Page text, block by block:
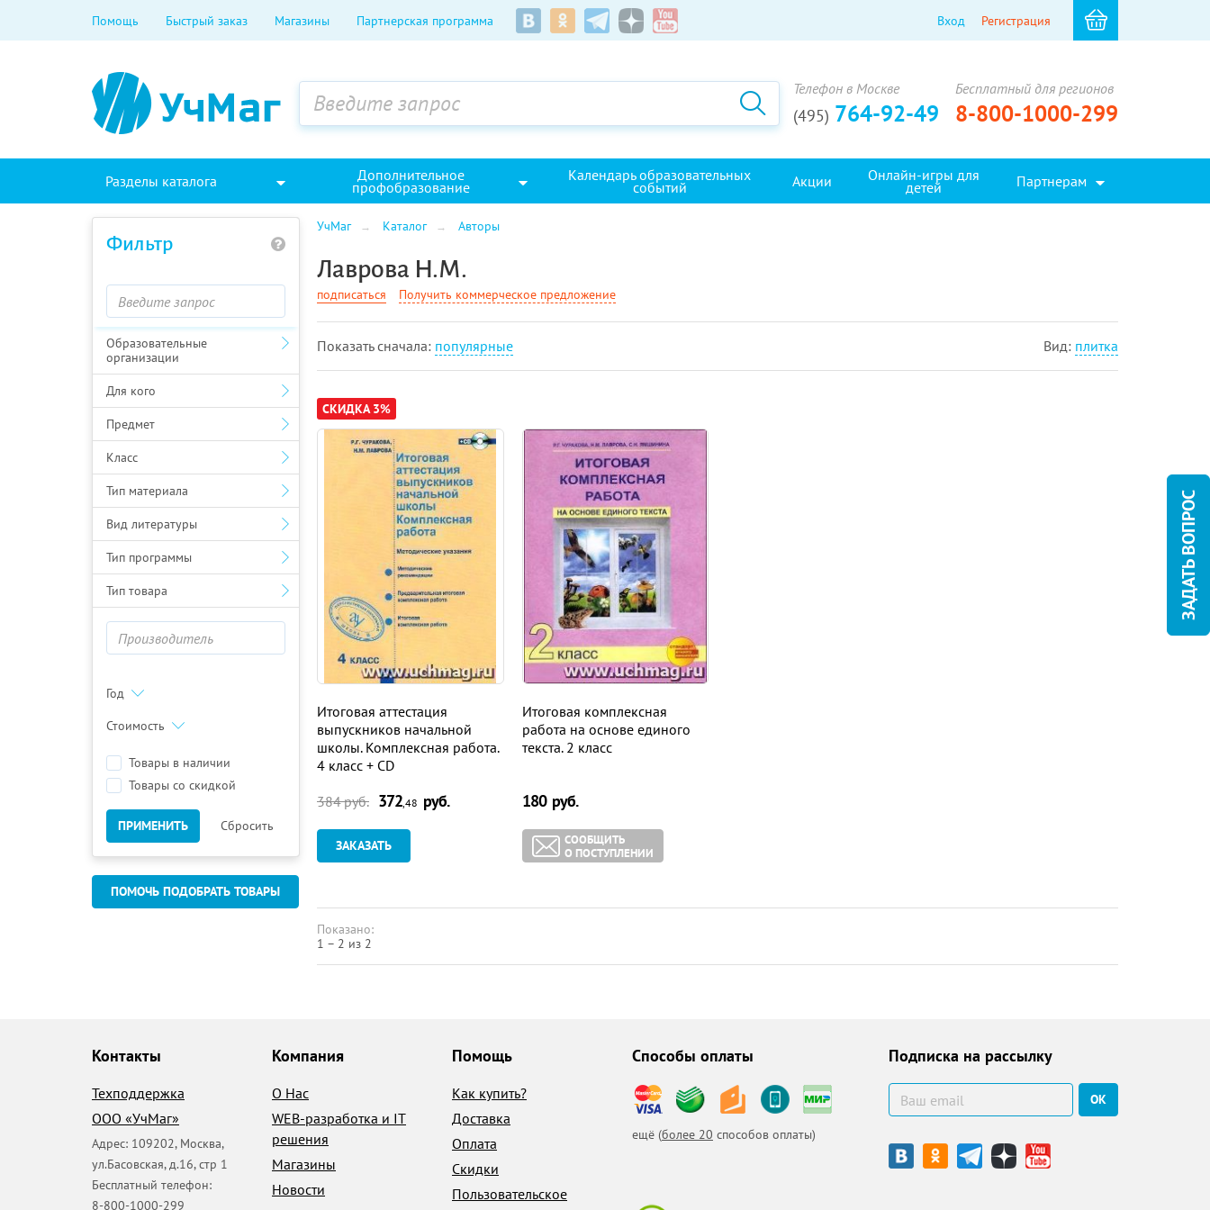
Помощь Быстрый заказ Магазины Партнерская программа Вход Регистрация
Телефон в Москве
(495) 764-92-49
Бесплатный для регионов
8-800-1000-299
Разделы каталога Дополнительное
профобразование
Календарь образовательных
событий Акции Онлайн-игры для
детей Партнерам
Фильтр
Образовательные
организации
Для кого
Предмет
Класс
Тип материала
Вид литературы
Тип программы
Тип товара
Год
Стоимость
Товары в наличии
Товары со скидкой
ПРИМЕНИТЬ Сбросить
ПОМОЧЬ ПОДОБРАТЬ ТОВАРЫ
УчМаг Каталог Авторы
Лаврова Н.М.
подписаться Получить коммерческое предложение
Показать cначала: популярные Вид: плитка
СКИДКА 3%
Итоговая аттестация
выпускников начальной
школы. Комплексная работа.
4 класс + СD
384руб. 372,48 руб.
ЗАКАЗАТЬ
Итоговая комплексная
работа на основе единого
текста. 2 класс
180руб.
СООБЩИТЬ
О ПОСТУПЛЕНИИ
Показано:
1 – 2 из 2
Контакты
Техподдержка
ООО «УчМаг»
Адрес: 109202, Москва,
ул.Басовская, д.16, стр 1
Бесплатный телефон:
8-800-1000-299
Компания
О Нас
WEB-разработка и IT
решения
Магазины
Новости
Помощь
Как купить?
Доставка
Оплата
Скидки
Пользовательское
Способы оплаты
ещё (более 20 способов оплаты)
Подписка на рассылку
ОК
ЗАДАТЬ ВОПРОС